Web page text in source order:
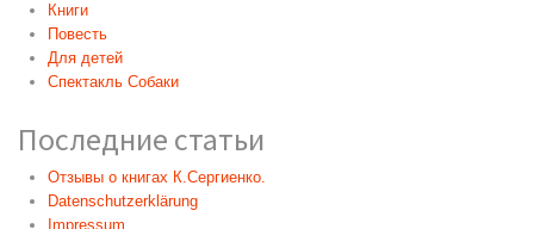
Книги
Повесть
Для детей
Спектакль Собаки
Последние статьи
Отзывы о книгах К.Сергиенко.
Datenschutzerklärung
Impressum